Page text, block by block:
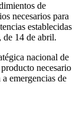
de
necesarios para
establecidas
14 de abril.
nacional de
necesario
emergencias de